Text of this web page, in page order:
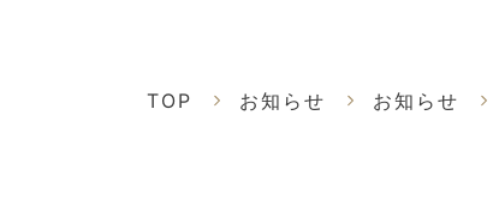
TOP お知らせ お知らせ